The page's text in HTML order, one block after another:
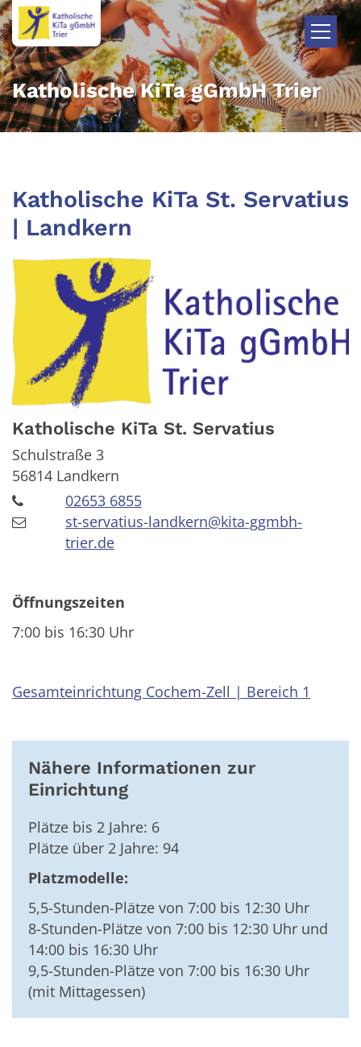
Zum Inhalt springen
Katholische KiTa gGmbH Trier
Katholische KiTa St. Servatius
| Landkern
Katholische KiTa St. Servatius
Schulstraße 3
56814 Landkern
02653 6855
st-servatius-landkern@kita-ggmbh-
trier.de
Öffnungszeiten
7:00 bis 16:30 Uhr
Gesamteinrichtung Cochem-Zell | Bereich 1
Nähere Informationen zur
Einrichtung
Plätze bis 2 Jahre: 6
Plätze über 2 Jahre: 94
Platzmodelle:
5,5-Stunden-Plätze von 7:00 bis 12:30 Uhr
8-Stunden-Plätze von 7:00 bis 12:30 Uhr und
14:00 bis 16:30 Uhr
9,5-Stunden-Plätze von 7:00 bis 16:30 Uhr
(mit Mittagessen)